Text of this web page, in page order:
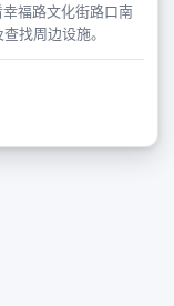
福路文化街路口南
找周边设施。